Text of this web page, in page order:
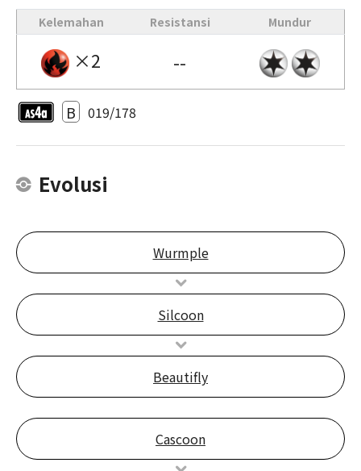
Kelemahan Resistansi Mundur
×2 --
B 019/178
Evolusi
Wurmple
Silcoon
Beautifly
Cascoon